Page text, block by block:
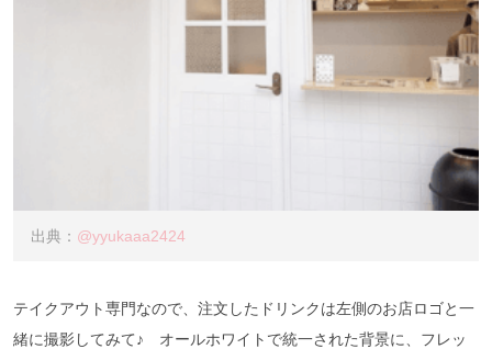
出典： @yyukaaa2424
テイクアウト専門なので、注文したドリンクは左側のお店ロゴと一
緒に撮影してみて♪ オールホワイトで統一された背景に、フレッ